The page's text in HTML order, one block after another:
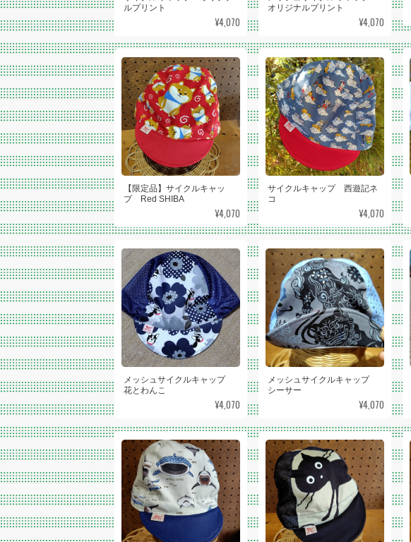
ルプリント
¥4,070
オリジナルプリント
¥4,070
【限定品】サイクルキャッ
プ Red SHIBA
¥4,070
サイクルキャップ 西遊記ネ
コ
¥4,070
メッシュサイクルキャップ
花とわんこ
¥4,070
メッシュサイクルキャップ
シーサー
¥4,070